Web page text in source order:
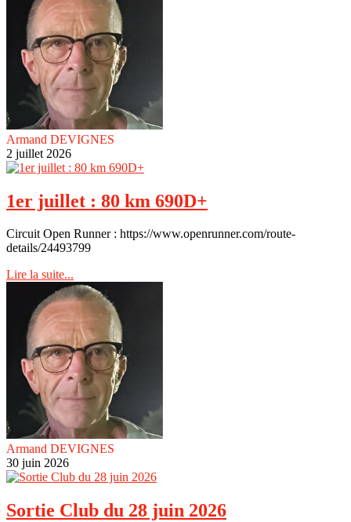
Armand DEVIGNES
2 juillet 2026
1er juillet : 80 km 690D+
Circuit Open Runner : https://www.openrunner.com/route-
details/24493799
Lire la suite...
Armand DEVIGNES
30 juin 2026
Sortie Club du 28 juin 2026